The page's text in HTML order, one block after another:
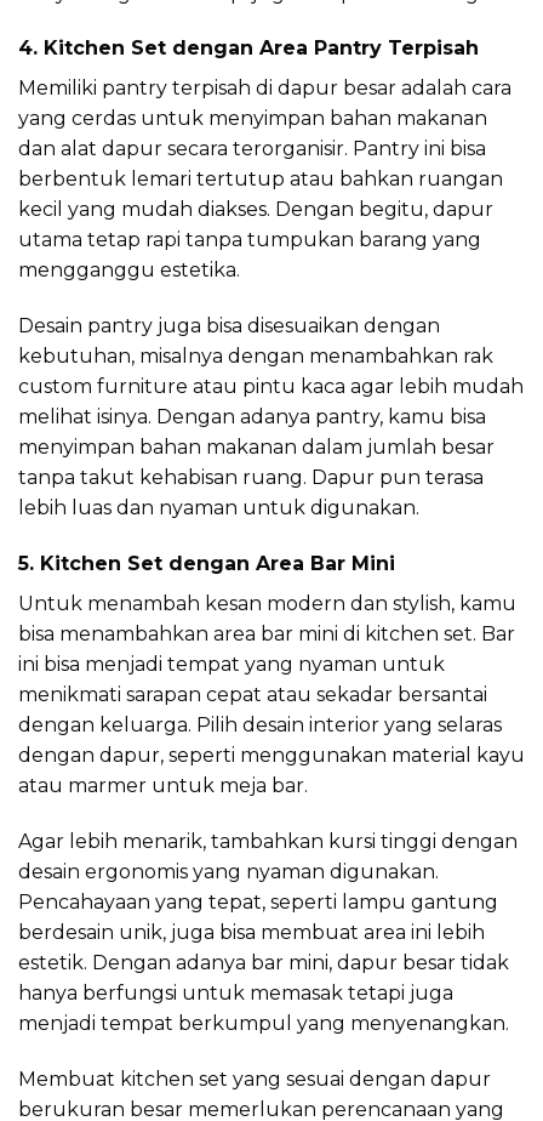
4. Kitchen Set dengan Area Pantry Terpisah
Memiliki pantry terpisah di dapur besar adalah cara
yang cerdas untuk menyimpan bahan makanan
dan alat dapur secara terorganisir. Pantry ini bisa
berbentuk lemari tertutup atau bahkan ruangan
kecil yang mudah diakses. Dengan begitu, dapur
utama tetap rapi tanpa tumpukan barang yang
mengganggu estetika.
Desain pantry juga bisa disesuaikan dengan
kebutuhan, misalnya dengan menambahkan rak
custom furniture atau pintu kaca agar lebih mudah
melihat isinya. Dengan adanya pantry, kamu bisa
menyimpan bahan makanan dalam jumlah besar
tanpa takut kehabisan ruang. Dapur pun terasa
lebih luas dan nyaman untuk digunakan.
5. Kitchen Set dengan Area Bar Mini
Untuk menambah kesan modern dan stylish, kamu
bisa menambahkan area bar mini di kitchen set. Bar
ini bisa menjadi tempat yang nyaman untuk
menikmati sarapan cepat atau sekadar bersantai
dengan keluarga. Pilih desain interior yang selaras
dengan dapur, seperti menggunakan material kayu
atau marmer untuk meja bar.
Agar lebih menarik, tambahkan kursi tinggi dengan
desain ergonomis yang nyaman digunakan.
Pencahayaan yang tepat, seperti lampu gantung
berdesain unik, juga bisa membuat area ini lebih
estetik. Dengan adanya bar mini, dapur besar tidak
hanya berfungsi untuk memasak tetapi juga
menjadi tempat berkumpul yang menyenangkan.
Membuat kitchen set yang sesuai dengan dapur
berukuran besar memerlukan perencanaan yang